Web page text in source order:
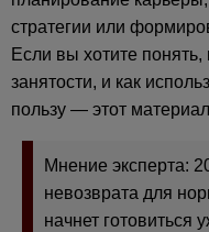
стратегии или
Если вы хотите
занятости, и как
пользу — этот
Мнение эксперта:
невозврата для
начнет готовиться